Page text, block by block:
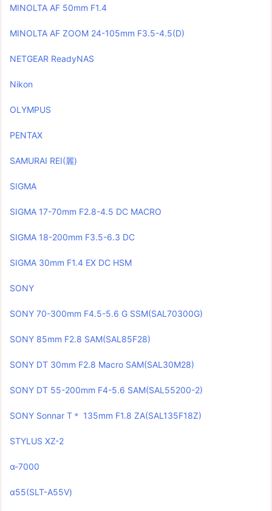
MINOLTA AF 50mm F1.4
MINOLTA AF ZOOM 24-105mm F3.5-4.5(D)
NETGEAR ReadyNAS
Nikon
OLYMPUS
PENTAX
SAMURAI REI(麗)
SIGMA
SIGMA 17-70mm F2.8-4.5 DC MACRO
SIGMA 18-200mm F3.5-6.3 DC
SIGMA 30mm F1.4 EX DC HSM
SONY
SONY 70-300mm F4.5-5.6 G SSM(SAL70300G)
SONY 85mm F2.8 SAM(SAL85F28)
SONY DT 30mm F2.8 Macro SAM(SAL30M28)
SONY DT 55-200mm F4-5.6 SAM(SAL55200-2)
SONY Sonnar T＊ 135mm F1.8 ZA(SAL135F18Z)
STYLUS XZ-2
α-7000
α55(SLT-A55V)